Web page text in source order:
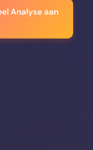
Analyse aan